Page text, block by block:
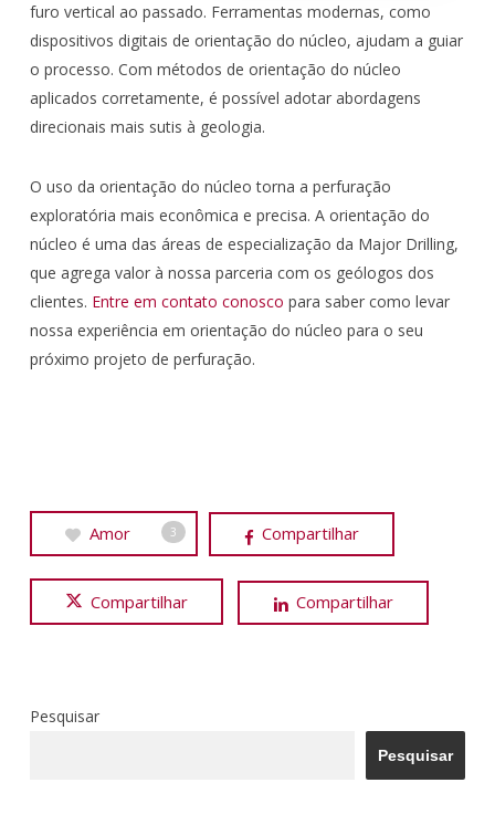
furo vertical ao passado. Ferramentas modernas, como
dispositivos digitais de orientação do núcleo, ajudam a guiar
o processo. Com métodos de orientação do núcleo
aplicados corretamente, é possível adotar abordagens
direcionais mais sutis à geologia.
O uso da orientação do núcleo torna a perfuração
exploratória mais econômica e precisa. A orientação do
núcleo é uma das áreas de especialização da Major Drilling,
que agrega valor à nossa parceria com os geólogos dos
clientes. Entre em contato conosco para saber como levar
nossa experiência em orientação do núcleo para o seu
próximo projeto de perfuração.
Amor 3 Compartilhar
Compartilhar Compartilhar
Pesquisar
Pesquisar